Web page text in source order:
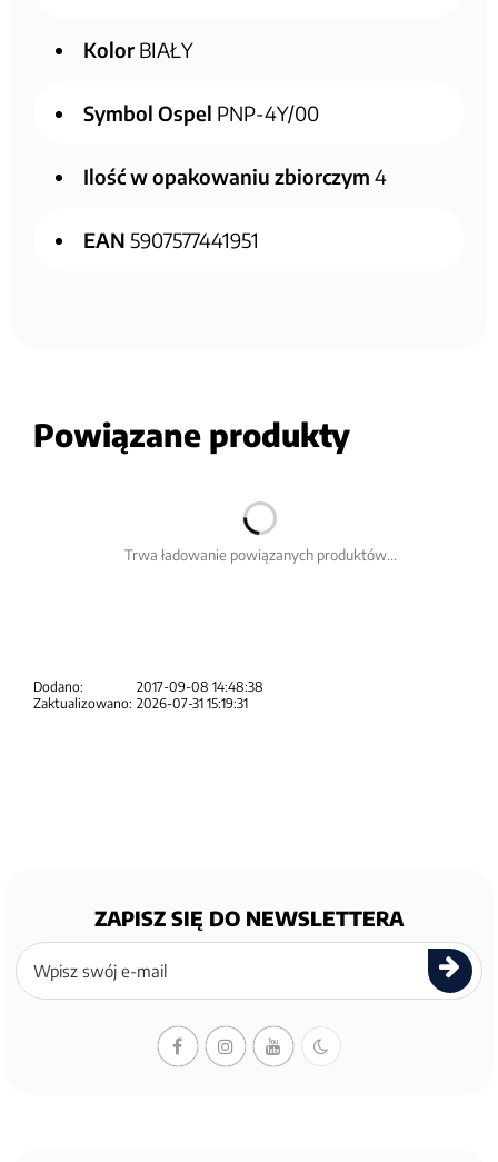
Kolor BIAŁY
Symbol Ospel PNP-4Y/00
Ilość w opakowaniu zbiorczym 4
EAN 5907577441951
Powiązane produkty
Trwa ładowanie powiązanych produktów...
Dodano:
2017-09-08 14:48:38
Zaktualizowano: 2026-07-31 15:19:31
ZAPISZ SIĘ DO NEWSLETTERA
Zapisz
się
newslettera